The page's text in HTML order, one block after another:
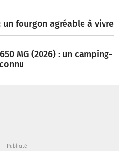
un fourgon agréable à vivre
MG (2026) : un camping-